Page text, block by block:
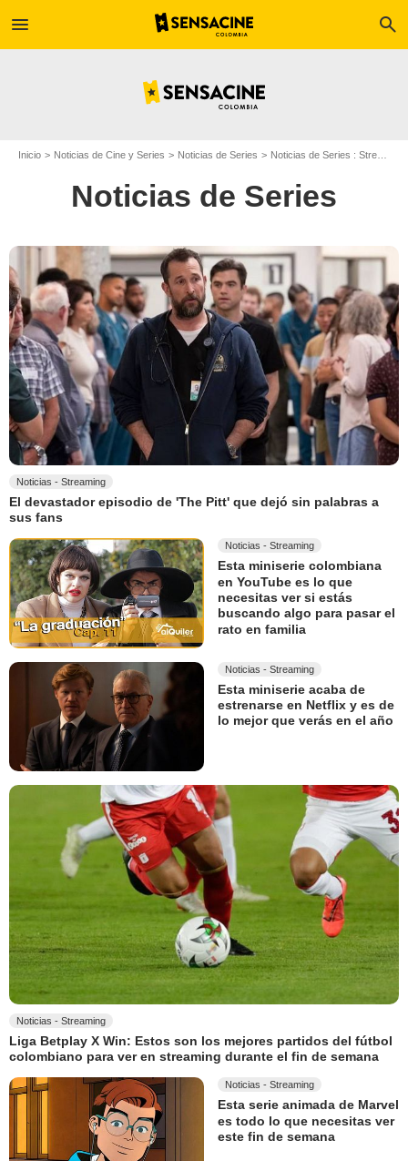
menu search
Inicio Noticias de Cine y Series Noticias de Series Noticias de Series : Streaming
Noticias de Series
Noticias - Streaming
El devastador episodio de 'The Pitt' que dejó sin palabras a
sus fans
Noticias - Streaming
Esta miniserie colombiana
en YouTube es lo que
necesitas ver si estás
buscando algo para pasar el
rato en familia
Noticias - Streaming
Esta miniserie acaba de
estrenarse en Netflix y es de
lo mejor que verás en el año
Noticias - Streaming
Liga Betplay X Win: Estos son los mejores partidos del fútbol
colombiano para ver en streaming durante el fin de semana
Noticias - Streaming
Esta serie animada de Marvel
es todo lo que necesitas ver
este fin de semana